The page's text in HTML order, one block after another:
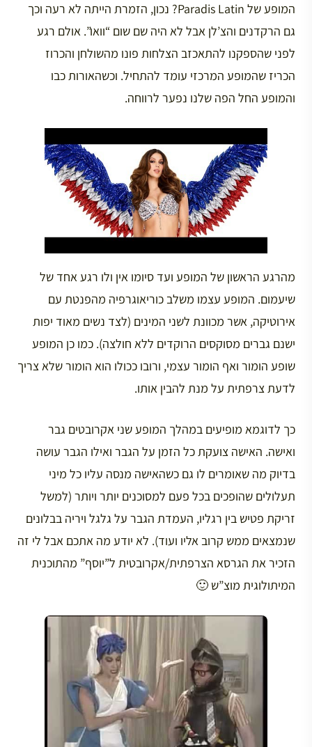
המופע של Paradis Latin? נכון, הזמרת הייתה לא רעה וכך
גם הרקדנים והצ’לן אבל לא היה שם שום “וואו”. אולם רגע
לפני שהספקנו להתאכזב הצלחות פונו מהשולחן והכרוז
הכריז שהמופע המרכזי עומד להתחיל. וכשהאורות כבו
והמופע החל הפה שלנו נפער לרווחה.
מהרגע הראשון של המופע ועד סיומו אין ולו רגע אחד של
שיעמום. המופע עצמו משלב כוריאוגרפיה מהפנטת עם
אירוטיקה, אשר מכוונת לשני המינים (לצד נשים מאוד יפות
ישנם גברים מסוקסים הרוקדים ללא חולצה). כמו כן המופע
שופע הומור ואף הומור עצמי, ורובו ככולו הוא הומור שלא צריך
לדעת צרפתית על מנת להבין אותו.
כך לדוגמא מופיעים במהלך המופע שני אקרובטים גבר
ואישה. האישה צועקת כל הזמן על הגבר ואילו הגבר עושה
בדיוק מה שאומרים לו גם כשהאישה מנסה עליו כל מיני
תעלולים שהופכים בכל פעם למסוכנים יותר ויותר (למשל
זריקת פטיש בין רגליו, העמדת הגבר על גלגל ויריה בבלונים
שנמצאים ממש קרוב אליו ועוד). לא יודע מה אתכם אבל לי זה
הזכיר את הגרסא הצרפתית/אקרובטית ל”יוסף” מהתוכנית
המיתולוגית מוצ”ש 🙂